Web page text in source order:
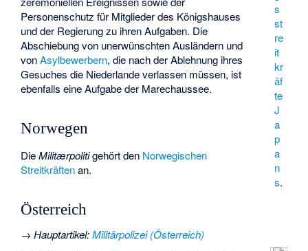
s
st
re
it
kr
äf
te
J
a
p
a
n
s.
Personenschutz für Mitglieder des Königshauses
und der Regierung zu ihren Aufgaben. Die
Abschiebung von unerwünschten Ausländern und
vonAsylbewerbern, die nach der Ablehnung ihres
Gesuches die Niederlande verlassen müssen, ist
ebenfalls eine Aufgabe der Marechaussee.
Norwegen
DieMilitærpolitigehört den Norwegischen
Streitkräftenan.
Österreich
→Hauptartikel:Militärpolizei (Österreich)